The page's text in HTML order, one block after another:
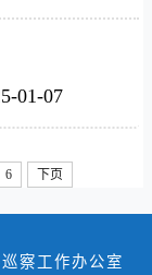
01-07
6 下页
察工作办公室